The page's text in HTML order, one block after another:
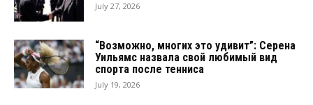
July 27, 2026
“Возможно, многих это удивит”: Серена
Уильямс назвала свой любимый вид
спорта после тенниса
July 19, 2026